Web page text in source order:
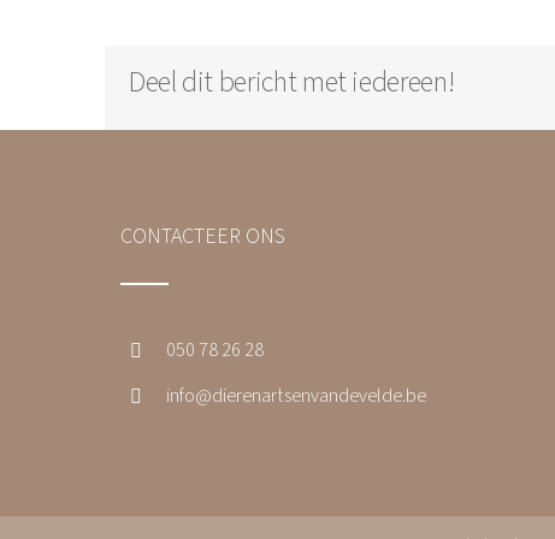
Deel dit bericht met iedereen!
CONTACTEER ONS
050 78 26 28
info@dierenartsenvandevelde.be